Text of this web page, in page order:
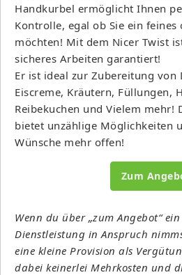
Handkurbel ermöglicht Ihnen
Kontrolle, egal ob Sie ein feines
möchten! Mit dem Nicer Twist
sicheres Arbeiten garantiert!
Er ist ideal zur Zubereitung von
Eiscreme, Kräutern, Füllungen,
Reibekuchen und Vielem mehr!
bietet unzählige Möglichkeiten
Wünsche mehr offen!
Zum
Wenn du über „zum Angebot“
Dienstleistung in Anspruch
eine kleine Provision als
dabei keinerlei Mehrkosten und